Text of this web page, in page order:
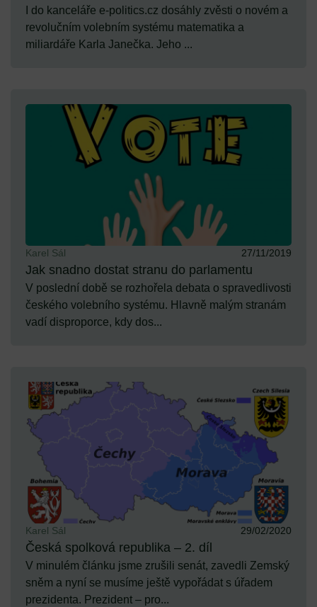
I do kanceláře e-politics.cz dosáhly zvěsti o novém a
revolučním volebním systému matematika a
miliardáře Karla Janečka. Jeho ...
Karel Sál 27/11/2019
Jak snadno dostat stranu do parlamentu
V poslední době se rozhořela debata o spravedlivosti
českého volebního systému. Hlavně malým stranám
vadí disproporce, kdy dos...
Karel Sál 29/02/2020
Česká spolková republika – 2. díl
V minulém článku jsme zrušili senát, zavedli Zemský
sněm a nyní se musíme ještě vypořádat s úřadem
prezidenta. Prezident – pro...